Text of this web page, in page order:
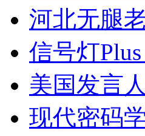
河北无腿
信号灯
美国发言
现代密码